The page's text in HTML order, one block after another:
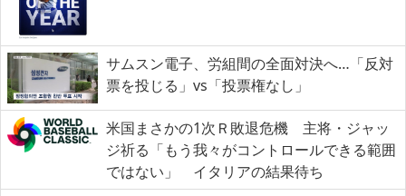
サムスン電子、労組間の全面対決へ…「反対
票を投じる」vs「投票権なし」
米国まさかの1次Ｒ敗退危機 主将・ジャッ
ジ祈る「もう我々がコントロールできる範囲
ではない」 イタリアの結果待ち